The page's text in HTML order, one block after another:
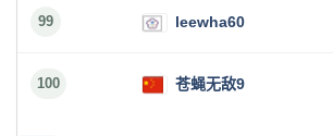
99 leewha60
100 苍蝇无敌9